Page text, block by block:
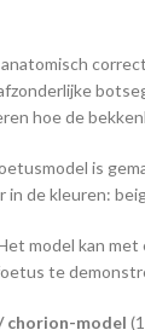
hoe de
is
in de kleuren:
model kan
te
chorion-model